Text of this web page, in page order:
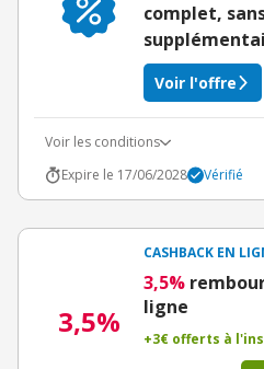
complet,
Voir l'offre
Voir les conditions
Expire le 17/06/2028
Vérifié
3,5%
CASHBACK EN
3,5%
ligne
+3€ offerts à